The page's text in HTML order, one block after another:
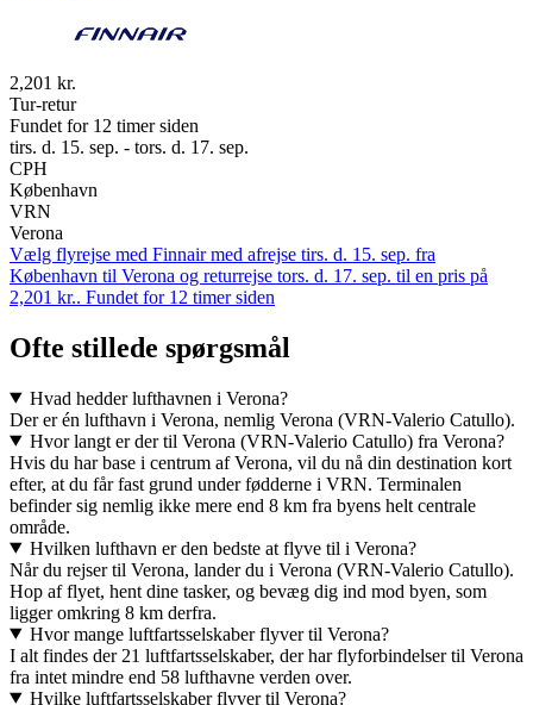
2,201 kr.
Tur-retur
Fundet for 12 timer siden
tirs. d. 15. sep. - tors. d. 17. sep.
CPH
København
VRN
Verona
Vælg flyrejse med Finnair med afrejse tirs. d. 15. sep. fra
København til Verona og returrejse tors. d. 17. sep. til en pris på
2,201 kr.. Fundet for 12 timer siden
Ofte stillede spørgsmål
Hvad hedder lufthavnen i Verona?
Der er én lufthavn i Verona, nemlig Verona (VRN-Valerio Catullo).
Hvor langt er der til Verona (VRN-Valerio Catullo) fra Verona?
Hvis du har base i centrum af Verona, vil du nå din destination kort
efter, at du får fast grund under fødderne i VRN. Terminalen
befinder sig nemlig ikke mere end 8 km fra byens helt centrale
område.
Hvilken lufthavn er den bedste at flyve til i Verona?
Når du rejser til Verona, lander du i Verona (VRN-Valerio Catullo).
Hop af flyet, hent dine tasker, og bevæg dig ind mod byen, som
ligger omkring 8 km derfra.
Hvor mange luftfartsselskaber flyver til Verona?
I alt findes der 21 luftfartsselskaber, der har flyforbindelser til Verona
fra intet mindre end 58 lufthavne verden over.
Hvilke luftfartsselskaber flyver til Verona?